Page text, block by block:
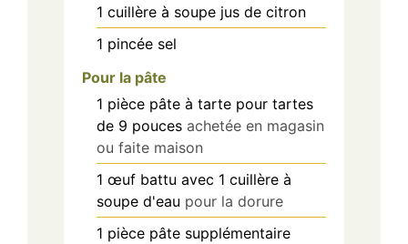
1 cuillère à soupe jus de citron
1 pincée sel
Pour la pâte
1 pièce pâte à tarte pour tartes
de 9 pouces achetée en magasin
ou faite maison
1 œuf battu avec 1 cuillère à
soupe d'eau pour la dorure
1 pièce pâte supplémentaire